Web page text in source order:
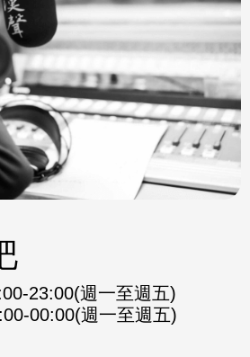
23:00(週一至週五)
00:00(週一至週五)